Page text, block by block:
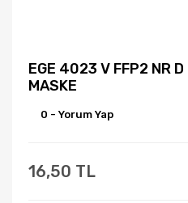
EGE 4023 V FFP2 NR
MASKE
0 - Yorum Yap
16,50 TL